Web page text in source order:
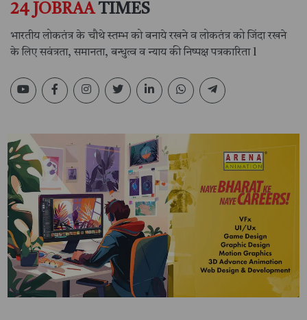
24 JOBRAATIMES
भारतीय लोकतंत्र के चौथे स्तम्भ को बनाये रखने व लोकतंत्र को जिंदा रखने
के लिए सवंत्रता, समानता, बन्धुत्व व न्याय की निष्पक्ष पत्रकारिता l